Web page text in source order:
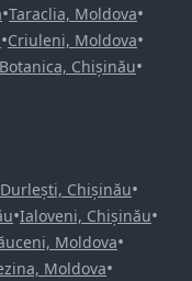
•Taraclia, Moldova•
•Criuleni, Moldova•
Botanica, Chișinău•
Durlești, Chișinău•
•Ialoveni, Chișinău•
Moldova•
Moldova•